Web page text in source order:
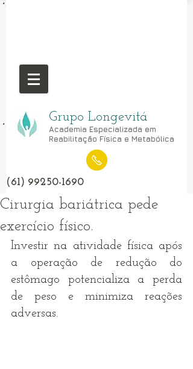
Grupo Longevitá
Academia Especializada em
Reabilitação Física e Metabólica
(61) 99250-1690
Cirurgia bariátrica pede
exercício físico.
Investir na atividade física após
a operação de redução do
estômago potencializa a perda
de peso e minimiza reações
adversas.